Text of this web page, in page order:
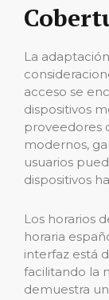
La
acceso se
dispositivos
proveedores
modernos,
usuarios
dispositivos
Los horarios
horaria
interfaz está
facilitando la
demuestra